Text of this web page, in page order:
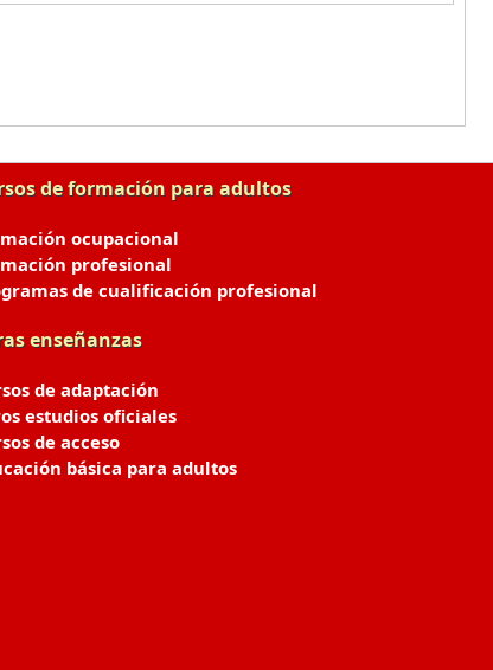
de formación para adultos
ocupacional
profesional
de cualificación profesional
enseñanzas
de adaptación
estudios oficiales
de acceso
básica para adultos